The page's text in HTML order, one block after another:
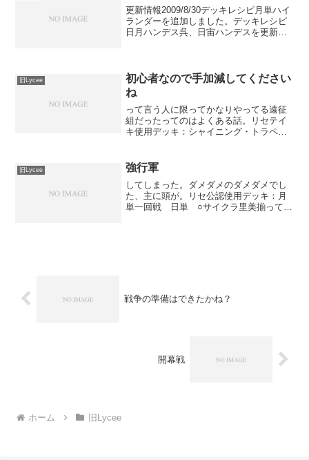
更新情報2009/8/30デッキレシピ月単ハイ
ランダーを追加しました。デッキレシピ
日月ハンデス呉、日宙ハンデスを更新し
も追加...
旧Lycee
初心者なので手加減してください
ね
って言う人に限ってかなりやってる遠征
組だったってのはよくある話。リセテイ
キ使用デッキ：シャイニング・トラペゾ
ド、転校生で引っ張った宮沢謙吾×２とフ
リッツが全て除去されると...
旧Lycee 強行軍
してしまった。ダメダメのダメダメでし
た、主に頭が。リセ公認使用デッキ：月
単一回戦 日単 ○サイクラ里美揃って勝
戦争の準備はできたかね？
開幕戦
ホーム 旧Lycee